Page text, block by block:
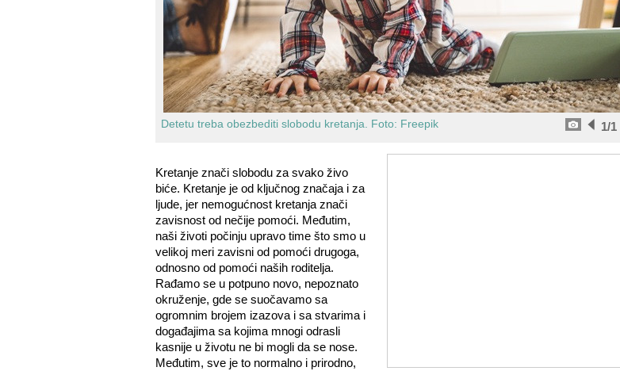
Detetu treba obezbediti slobodu kretanja. Foto: Freepik /1
1
Kretanje znači slobodu za svako živo
biće. Kretanje je od ključnog značaja i za
ljude, jer nemogućnost kretanja znači
zavisnost od nečije pomoći. Međutim,
naši životi počinju upravo time što smo u
velikoj meri zavisni od pomoći drugoga,
odnosno od pomoći naših roditelja.
Rađamo se u potpuno novo, nepoznato
okruženje, gde se suočavamo sa
ogromnim brojem izazova i sa stvarima i
događajima sa kojima mnogi odrasli
kasnije u životu ne bi mogli da se nose.
Međutim, sve je to normalno i prirodno,